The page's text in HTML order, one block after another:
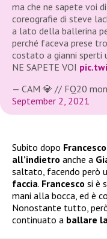
ma che ne sapete voi
coreografie di steve
a lato della ballerina
perché faceva prese
costato a gianni sperti
NE SAPETE VOI
— CAM 💎 // FQ20
September 2, 2021
Subito dopo
all’indietro anche a
saltato, facendo però
faccia. Francesco si è
mani alla bocca, ed è
Nonostante tutto,
continuato a ballare